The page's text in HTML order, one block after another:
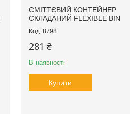
СМІТТЄВИЙ КОНТЕЙНЕР
СКЛАДАНИЙ FLEXIBLE BIN
8798
281 ₴
В наявності
Купити